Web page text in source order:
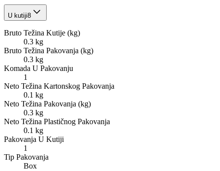
U kutiji8
Bruto Težina Kutije (kg)
0.3 kg
Bruto Težina Pakovanja (kg)
0.3 kg
Komada U Pakovanju
1
Neto Težina Kartonskog Pakovanja
0.1 kg
Neto Težina Pakovanja (kg)
0.3 kg
Neto Težina Plastičnog Pakovanja
0.1 kg
Pakovanja U Kutiji
1
Tip Pakovanja
Box